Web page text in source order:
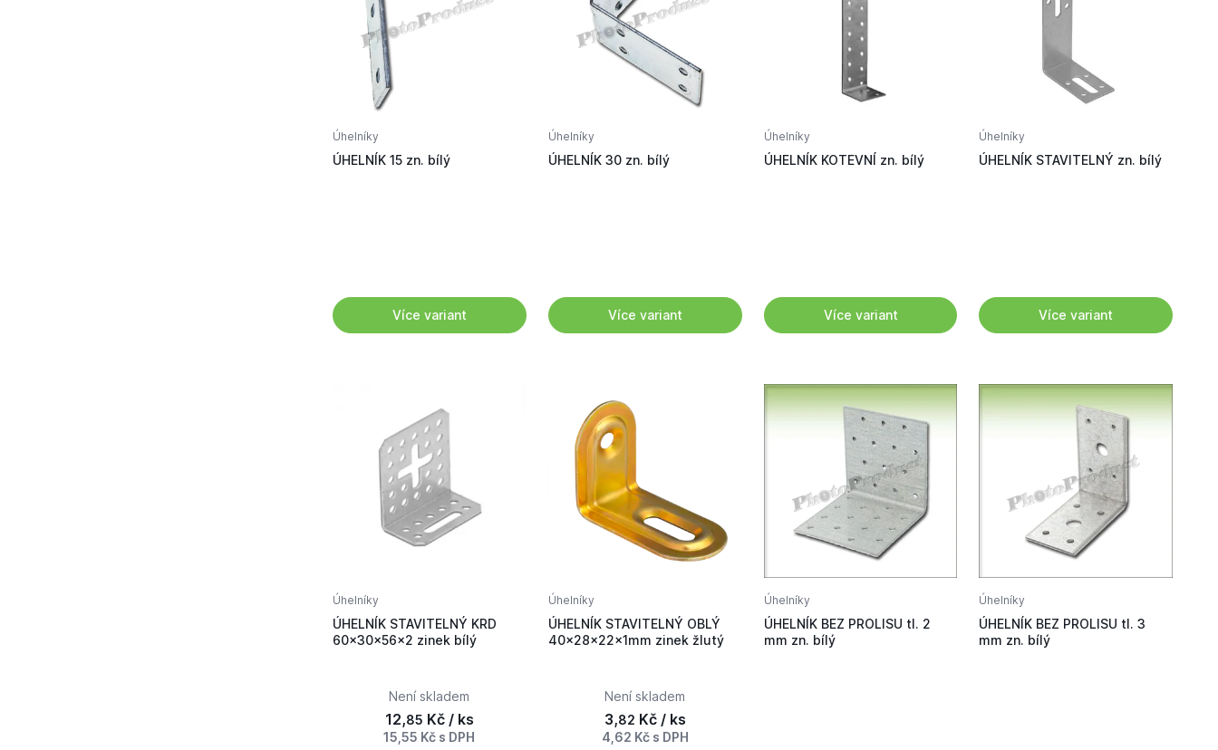
Úhelníky
ÚHELNÍK 15 zn. bílý
Více variant
Úhelníky
ÚHELNÍK 30 zn. bílý
Více variant
Úhelníky
ÚHELNÍK KOTEVNÍ zn. bílý
Více variant
Úhelníky
ÚHELNÍK STAVITELNÝ zn. bílý
Více variant
Úhelníky
ÚHELNÍK STAVITELNÝ KRD
60x30x56x2 zinek bílý
Není skladem
12,85 Kč / ks
15,55 Kč s DPH
Úhelníky
ÚHELNÍK STAVITELNÝ OBLÝ
40x28x22x1mm zinek žlutý
Není skladem
3,82 Kč / ks
4,62 Kč s DPH
Úhelníky
ÚHELNÍK BEZ PROLISU tl. 2
mm zn. bílý
Úhelníky
ÚHELNÍK BEZ PROLISU tl. 3
mm zn. bílý